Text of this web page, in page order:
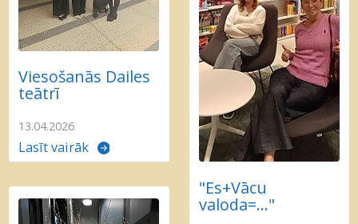
"Es+Vācu
valoda=..."
Viesošanās Dailes
teātrī
13.04.2026
Lasīt vairāk